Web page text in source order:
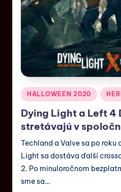
HALLOWEEN 2020
Dying Light a Left 4
stretávajú v
Techland a Valve sa po roku
Light sa dostáva ďalší
2. Po minuloročnom
sme sa…